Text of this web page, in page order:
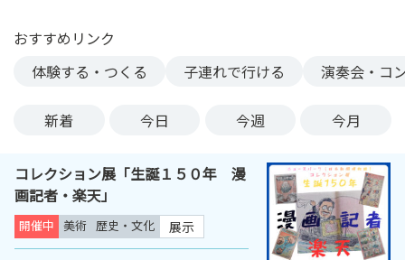
おすすめリンク
体験する・つくる
子連れで行ける 演奏会・コ
新着 今日 今週 今月
コレクション展「生誕１５０年 漫
画記者・楽天」
開催中 美術 歴史・文化 展示